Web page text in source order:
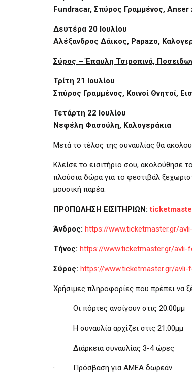
Fundracar, Σπύρος Γραμμένος, Anser
Δευτέρα 20 Ιουλίου
Αλέξανδρος Δάικος, Papazo,
Σύρος – Έπαυλη Τσιροπινά,
Τρίτη 21 Ιουλίου
Σπύρος Γραμμένος, Κοινοί Θνητοί,
Τετάρτη 22 Ιουλίου
Νεφέλη Φασούλη, Καλογεράκια
Μετά το τέλος της συναυλίας θα
Κλείσε το εισιτήριο σου, ακολούθησε
πλούσια δώρα για το φεστιβάλ
μουσική παρέα.
ΠΡΟΠΩΛΗΣΗ ΕΙΣΙΤΗΡΙΩΝ:
Άνδρος: https://www.ticketmaster.gr/
Τήνος: https://www.ticketmaster.gr/
Σύρος: https://www.ticketmaster.gr/
Χρήσιμες πληροφορίες που πρέπει να
· Οι πόρτες ανοίγουν στις 20:00μμ
· Η συναυλία αρχίζει στις 21:00μμ
· Διάρκεια συναυλίας 3-4 ώρες
· Πρόσβαση για ΑΜΕΑ δωρεάν